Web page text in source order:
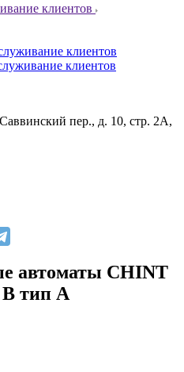
клиентов
клиентов
клиентов
пер., д. 10, стр. 2А,
автоматы CHINT
тип A